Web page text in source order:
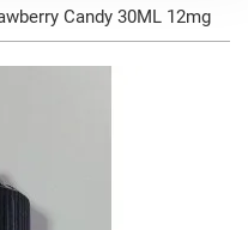
Candy 30ML 12mg